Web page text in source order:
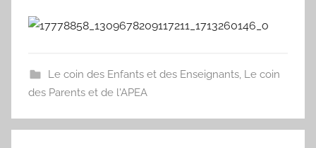
Le coin des Enfants et des Enseignants, Le coin
des Parents et de l'APEA